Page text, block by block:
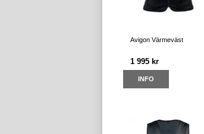
Avigon Värmeväst
1 995 kr
INFO